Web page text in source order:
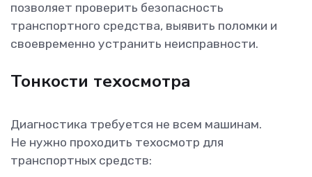
позволяет проверить безопасность
транспортного средства, выявить поломки и
своевременно устранить неисправности.
Тонкости техосмотра
Диагностика требуется не всем машинам.
Не нужно проходить техосмотр для
транспортных средств: